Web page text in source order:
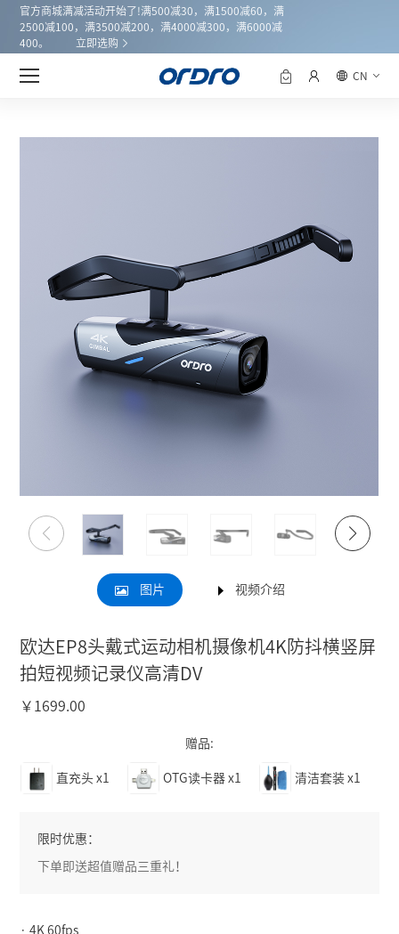
官方商城满减活动开始了!满500减30，满1500减60，满
2500减100，满3500减200，满4000减300，满6000减
400。
立即选购
CN
首页 EP8
图片 视频介绍
欧达EP8头戴式运动相机摄像机4K防抖横竖屏
拍短视频记录仪高清DV
￥ 1699.00
赠品:
直充头 x1 OTG读卡器 x1 清洁套装 x1
限时优惠：
下单即送超值赠品三重礼！
· 4K 60fps